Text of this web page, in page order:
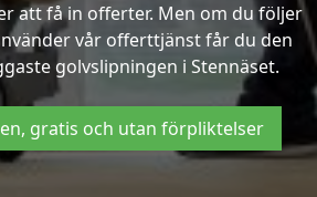
att få in offerter. Men om du följer
vår offerttjänst får du den
golvslipningen i Stennäset.
gratis och utan förpliktelser